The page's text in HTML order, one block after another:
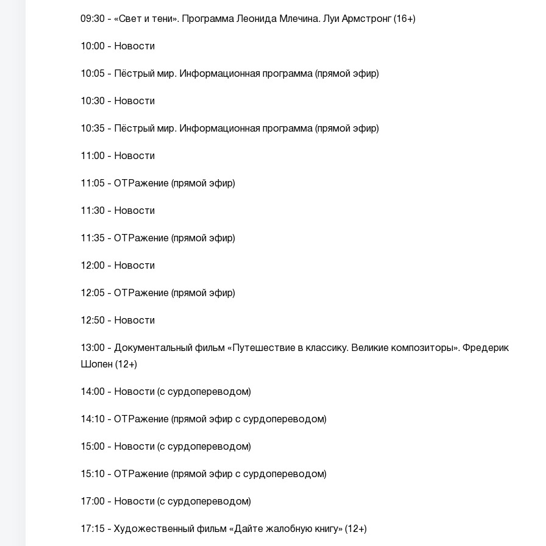
09:30 - «Свет и тени». Программа Леонида Млечина. Луи Армстронг (16+)
10:00 - Новости
10:05 - Пёстрый мир. Информационная программа (прямой эфир)
10:30 - Новости
10:35 - Пёстрый мир. Информационная программа (прямой эфир)
11:00 - Новости
11:05 - ОТРажение (прямой эфир)
11:30 - Новости
11:35 - ОТРажение (прямой эфир)
12:00 - Новости
12:05 - ОТРажение (прямой эфир)
12:50 - Новости
13:00 - Документальный фильм «Путешествие в классику. Великие композиторы». Фредерик
Шопен (12+)
14:00 - Новости (с сурдопереводом)
14:10 - ОТРажение (прямой эфир с сурдопереводом)
15:00 - Новости (с сурдопереводом)
15:10 - ОТРажение (прямой эфир с сурдопереводом)
17:00 - Новости (с сурдопереводом)
17:15 - Художественный фильм «Дайте жалобную книгу» (12+)